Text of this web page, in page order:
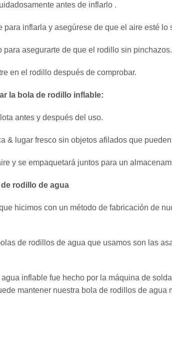
antes de inflarlo .
para inflarla y asegúrese de que el aire esté lo
para asegurarte de que el rodillo sin pinchazos.
en el rodillo después de comprobar.
la bola de rodillo inflable:
antes y después del uso.
& lugar fresco sin objetos afilados que
y se empaquetará juntos para un
rodillo de agua
hicimos con un método de fabricación de
de rodillos de agua que usamos son las
inflable fue hecho por la máquina de
mantener nuestra bola de rodillos de agua